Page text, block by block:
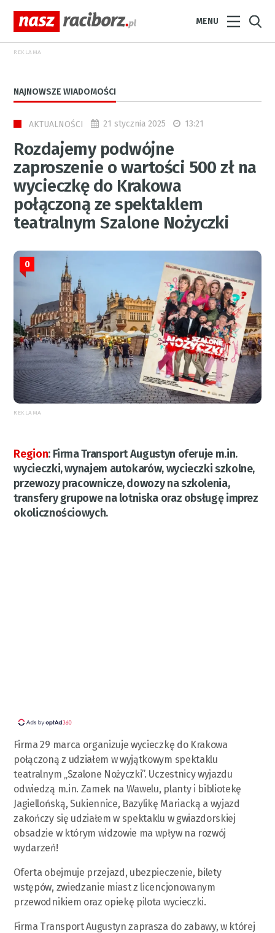
MENU
REKLAMA
NAJNOWSZE WIADOMOŚCI
AKTUALNOŚCI 21 stycznia 2025 13:21
Rozdajemy podwójne
zaproszenie o wartości 500 zł na
wycieczkę do Krakowa
połączoną ze spektaklem
teatralnym Szalone Nożyczki
0
REKLAMA
Region: Firma Transport Augustyn oferuje m.in.
wycieczki, wynajem autokarów, wycieczki szkolne,
przewozy pracownicze, dowozy na szkolenia,
transfery grupowe na lotniska oraz obsługę imprez
okolicznościowych.
Firma 29 marca organizuje wycieczkę do Krakowa
połączoną z udziałem w wyjątkowym spektaklu
teatralnym „Szalone Nożyczki”. Uczestnicy wyjazdu
odwiedzą m.in. Zamek na Wawelu, planty i bibliotekę
Jagiellońską, Sukiennice, Bazylikę Mariacką a wyjazd
zakończy się udziałem w spektaklu w gwiazdorskiej
obsadzie w którym widzowie ma wpływ na rozwój
wydarzeń!
Oferta obejmuje przejazd, ubezpieczenie, bilety
wstępów, zwiedzanie miast z licencjonowanym
przewodnikiem oraz opiekę pilota wycieczki.
Firma Transport Augustyn zaprasza do zabawy, w której